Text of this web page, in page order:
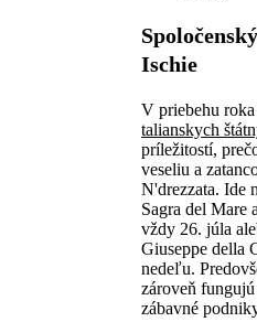
Ischie
V priebehu
talianskych
príležitostí,
veseliu a
N'drezzata. Ide
Sagra del Mare
vždy 26. júla
Giuseppe della
nedeľu.
zároveň
zábavné